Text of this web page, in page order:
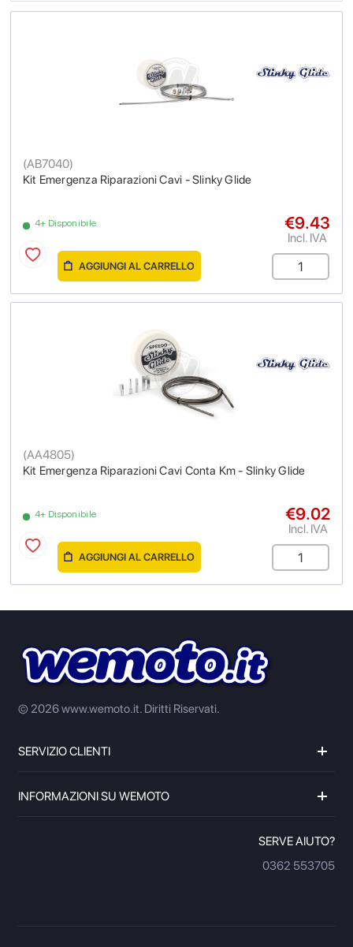
Kit Emergenza Riparazioni Cavi - Slinky Glide
(AB7040)
4+ Disponibile €9.43
Incl. IVA
AGGIUNGI AL CARRELLO
Kit Emergenza Riparazioni Cavi Conta Km - Slinky Glide
(AA4805)
4+ Disponibile €9.02
Incl. IVA
AGGIUNGI AL CARRELLO
© 2026 www.wemoto.it. Diritti Riservati.
SERVIZIO CLIENTI
INFORMAZIONI SU WEMOTO
SERVE AIUTO?
0362 553705